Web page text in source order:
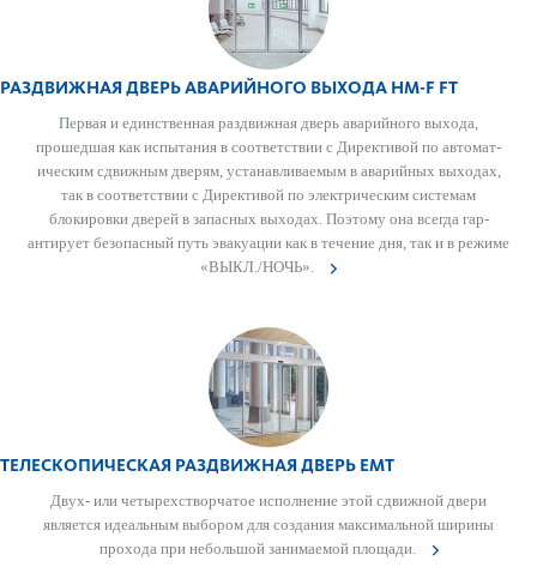
РАЗДВИЖНАЯ ДВЕРЬ АВАРИЙНОГО ВЫХОДА HM-F FT
Первая и единственная раз­д­вижная дверь авар­ийного выхода,
прошедшая как испытания в соотв­е­тствии с Директивой по автом­ат­
ическим сдвижным дверям, устанавливаемым в авар­ийных выходах,
так в соотв­е­тствии с Директивой по электрическим сис­темам
блокировки дверей в запасных выходах. Поэтому она всегда гар­
антирует безоп­асный путь эвакуации как в течение дня, так и в режиме
«ВЫКЛ./НОЧЬ».
ТЕЛЕСКОПИЧЕСКАЯ РАЗДВИЖНАЯ ДВЕРЬ EMT
Двух- или чет­ырехствор­чатое исполнение этой сдвижной двери
является идеальным выбором для созд­ания максимальной ширины
прохода при небо­льшой занимаемой площади.